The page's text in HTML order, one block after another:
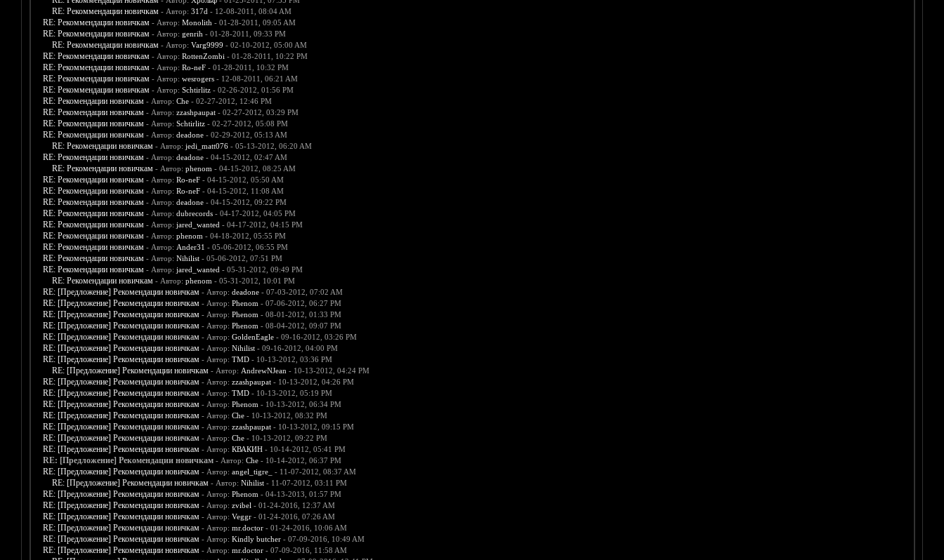
RE: Рекоммендации новичкам - Автор: 317d - 12-08-2011, 08:04 AM
RE: Рекоммендации новичкам - Автор: Monolith - 01-28-2011, 09:05 AM
RE: Рекоммендации новичкам - Автор: genrih - 01-28-2011, 09:33 PM
RE: Рекоммендации новичкам - Автор: Varg9999 - 02-10-2012, 05:00 AM
RE: Рекоммендации новичкам - Автор: RottenZombi - 01-28-2011, 10:22 PM
RE: Рекоммендации новичкам - Автор: Ro-neF- 01-28-2011, 10:32 PM
RE: Рекоммендации новичкам - Автор: wesrogers- 12-08-2011, 06:21 AM
RE: Рекоммендации новичкам - Автор: Schtirlitz- 02-26-2012, 01:56 PM
RE: Рекомендации новичкам - Автор: Che- 02-27-2012, 12:46 PM
RE: Рекомендации новичкам - Автор: zzashpaupat- 02-27-2012, 03:29 PM
RE: Рекомендации новичкам - Автор: Schtirlitz- 02-27-2012, 05:08 PM
RE: Рекомендации новичкам - Автор: deadone- 02-29-2012, 05:13 AM
RE: Рекомендации новичкам - Автор: jedi_matt076- 05-13-2012, 06:20 AM
RE: Рекомендации новичкам - Автор: deadone- 04-15-2012, 02:47 AM
RE: Рекомендации новичкам - Автор: phenom - 04-15-2012, 08:25 AM
RE: Рекомендации новичкам - Автор: Ro-neF- 04-15-2012, 05:50 AM
RE: Рекомендации новичкам - Автор: Ro-neF- 04-15-2012, 11:08 AM
RE: Рекомендации новичкам - Автор: deadone- 04-15-2012, 09:22 PM
RE: Рекомендации новичкам - Автор: dubrecords- 04-17-2012, 04:05 PM
RE: Рекомендации новичкам - Автор: jared_wanted - 04-17-2012, 04:15 PM
RE: Рекомендации новичкам - Автор: phenom - 04-18-2012, 05:55 PM
RE: Рекомендации новичкам - Автор: Ander31 - 05-06-2012, 06:55 PM
RE: Рекомендации новичкам - Автор: Nihilist- 05-06-2012, 07:51 PM
RE: Рекомендации новичкам - Автор: jared_wanted - 05-31-2012, 09:49 PM
RE: Рекомендации новичкам - Автор: phenom - 05-31-2012, 10:01 PM
RE: [Предложение] Рекомендации новичкам - Автор: deadone- 07-03-2012, 07:02 AM
RE: [Предложение] Рекомендации новичкам - Автор: Phenom - 07-06-2012, 06:27 PM
RE: [Предложение] Рекомендации новичкам - Автор: Phenom - 08-01-2012, 01:33 PM
RE: [Предложение] Рекомендации новичкам - Автор: Phenom - 08-04-2012, 09:07 PM
RE: [Предложение] Рекомендации новичкам - Автор: GoldenEagle- 09-16-2012, 03:26 PM
RE: [Предложение] Рекомендации новичкам - Автор: Nihilist- 09-16-2012, 04:00 PM
RE: [Предложение] Рекомендации новичкам - Автор: TMD- 10-13-2012, 03:36 PM
RE: [Предложение] Рекомендации новичкам - Автор: AndrewNJean - 10-13-2012, 04:24 PM
RE: [Предложение] Рекомендации новичкам - Автор: zzashpaupat- 10-13-2012, 04:26 PM
RE: [Предложение] Рекомендации новичкам - Автор: TMD- 10-13-2012, 05:19 PM
RE: [Предложение] Рекомендации новичкам - Автор: Phenom - 10-13-2012, 06:34 PM
RE: [Предложение] Рекомендации новичкам - Автор: Che- 10-13-2012, 08:32 PM
RE: [Предложение] Рекомендации новичкам - Автор: zzashpaupat- 10-13-2012, 09:15 PM
RE: [Предложение] Рекомендации новичкам - Автор: Che- 10-13-2012, 09:22 PM
RE: [Предложение] Рекомендации новичкам - Автор: КВАКИН- 10-14-2012, 05:41 PM
RE: [Предложение] Рекомендации новичкам - Автор: Che- 10-14-2012, 06:37 PM
RE: [Предложение] Рекомендации новичкам - Автор: angel_tigre_ - 11-07-2012, 08:37 AM
RE: [Предложение] Рекомендации новичкам - Автор: Nihilist- 11-07-2012, 03:11 PM
RE: [Предложение] Рекомендации новичкам - Автор: Phenom - 04-13-2013, 01:57 PM
RE: [Предложение] Рекомендации новичкам - Автор: zvibel - 01-24-2016, 12:37 AM
RE: [Предложение] Рекомендации новичкам - Автор: Veggr- 01-24-2016, 07:26 AM
RE: [Предложение] Рекомендации новичкам - Автор: mr.doctor- 01-24-2016, 10:06 AM
RE: [Предложение] Рекомендации новичкам - Автор: Kindly butcher- 07-09-2016, 10:49 AM
RE: [Предложение] Рекомендации новичкам - Автор: mr.doctor- 07-09-2016, 11:58 AM